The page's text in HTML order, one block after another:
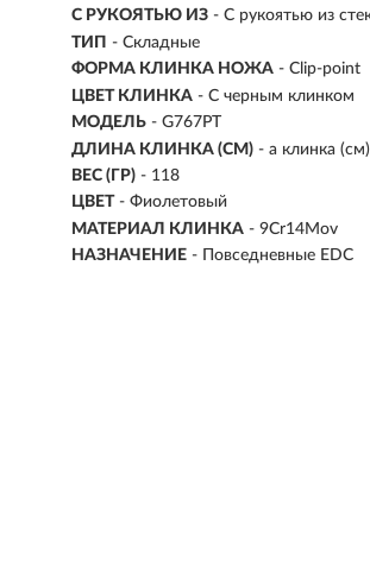
С РУКОЯТЬЮ ИЗ - С рукоятью из
ТИП - Складные
ФОРМА КЛИНКА НОЖА - Сlip-point
ЦВЕТ КЛИНКА - С черным клинком
МОДЕЛЬ - G767PT
ДЛИНА КЛИНКА (СМ) - а клинка (см)
ВЕС (ГР) - 118
ЦВЕТ - Фиолетовый
МАТЕРИАЛ КЛИНКА - 9Cr14Mov
НАЗНАЧЕНИЕ - Повседневные EDC